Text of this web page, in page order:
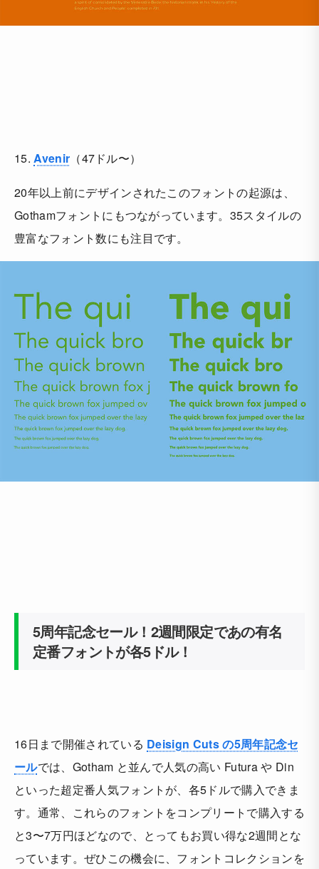
15. Avenir （47ドル〜）
20年以上前にデザインされたこのフォントの起源は、
Gothamフォントにもつながっています。35スタイルの
豊富なフォント数にも注目です。
5周年記念セール！2週間限定であの有名
定番フォントが各5ドル！
16日まで開催されている Deisign Cuts の5周年記念セ
ールでは、Gotham と並んで人気の高い Futura や Din
といった超定番人気フォントが、各5ドルで購入できま
す。通常、これらのフォントをコンプリートで購入する
と3〜7万円ほどなので、とってもお買い得な2週間とな
っています。ぜひこの機会に、フォントコレクションを